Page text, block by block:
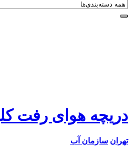
دریچه هوای رفت
تهران سازمان آب